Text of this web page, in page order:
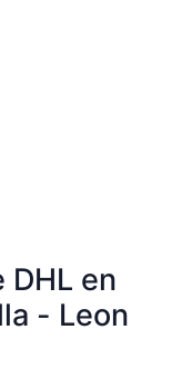
DHL en
- Leon